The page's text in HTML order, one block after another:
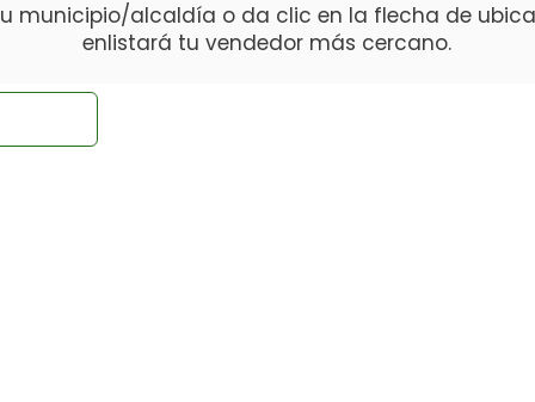
municipio/alcaldía o da clic en la flecha de
enlistará tu vendedor más cercano.